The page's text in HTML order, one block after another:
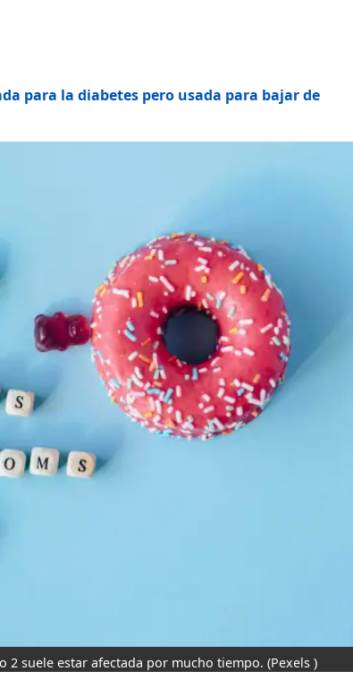
para la diabetes pero usada para bajar de
2 suele estar afectada por mucho tiempo. (Pexels )